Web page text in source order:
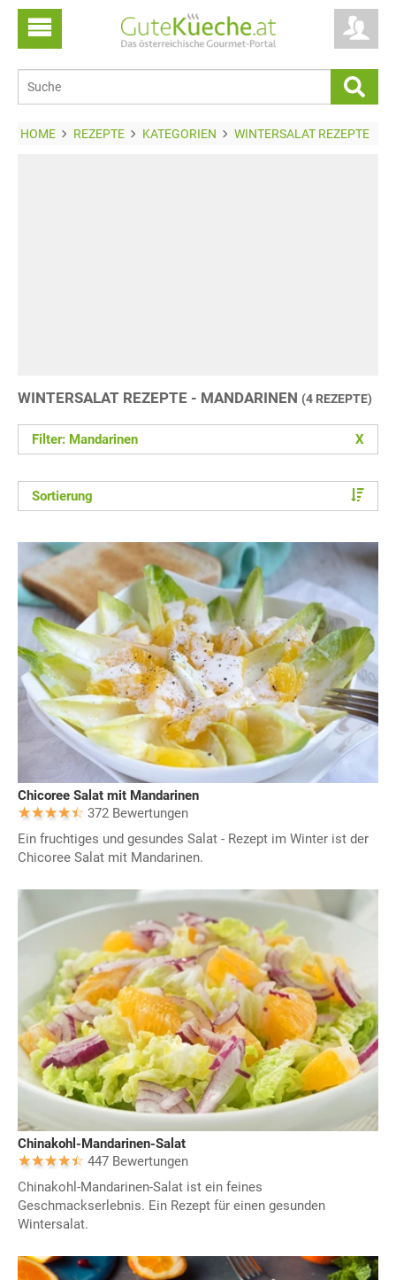
HOME REZEPTE KATEGORIEN WINTERSALAT REZEPTE
WINTERSALAT REZEPTE - MANDARINEN (4 REZEPTE)
Filter: Mandarinen X
Sortierung
Chicoree Salat mit Mandarinen
372 Bewertungen
Ein fruchtiges und gesundes Salat - Rezept im Winter ist der
Chicoree Salat mit Mandarinen.
Chinakohl-Mandarinen-Salat
447 Bewertungen
Chinakohl-Mandarinen-Salat ist ein feines
Geschmackserlebnis. Ein Rezept für einen gesunden
Wintersalat.